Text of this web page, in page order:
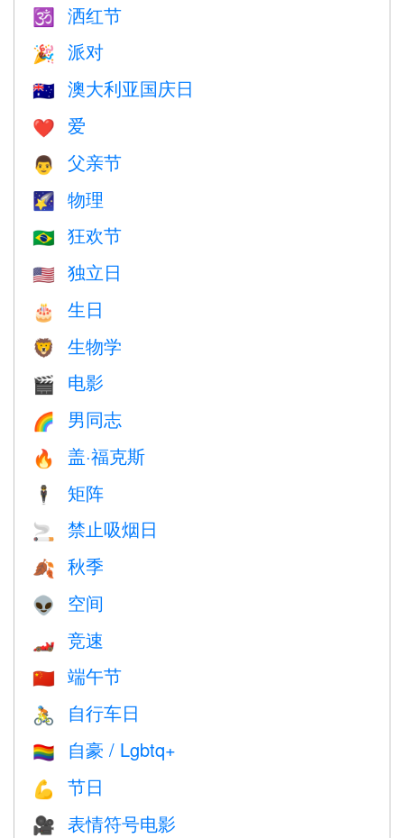
🕉 洒红节
🎉 派对
🇦🇺 澳大利亚国庆日
❤️️ 爱
👨 父亲节
🌠 物理
🇧🇷 狂欢节
🇺🇸 独立日
🎂 生日
🦁 生物学
🎬 电影
🌈 男同志
🔥 盖·福克斯
🕴️ 矩阵
🚬 禁止吸烟日
🍂 秋季
👽 空间
🏎 竞速
🇨🇳 端午节
🚴 自行车日
🏳️‍🌈 自豪 / Lgbtq+
💪 节日
🎥 表情符号电影